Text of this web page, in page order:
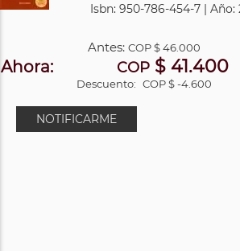
Isbn: 950-786-454-7 | Año:
Antes:COP$ 46.000
Ahora: COP$ 41.400
Descuento: COP $ -4.600
NOTIFICARME